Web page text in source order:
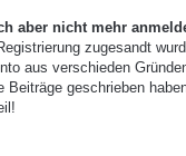
aber nicht mehr
zugesandt
aus verschieden
geschrieben